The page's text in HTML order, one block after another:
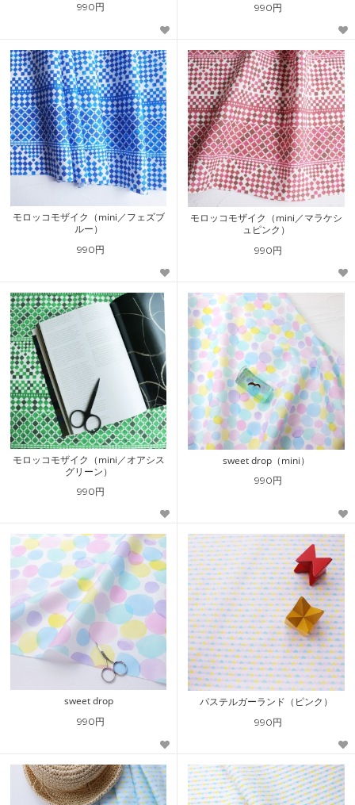
990円 990円
モロッコモザイク（mini／フェズブ
ルー）
990円
モロッコモザイク（mini／マラケシ
ュピンク）
990円
モロッコモザイク（mini／オアシス
グリーン）
990円
sweet drop（mini）
990円
sweet drop
990円
パステルガーランド（ピンク）
990円